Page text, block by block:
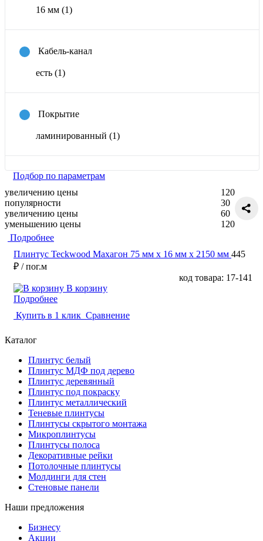
16 мм (1)
Кабель-канал
есть (1)
Покрытие
ламинированный (1)
Подбор по параметрам
увеличению цены
популярности
увеличению цены
уменьшению цены
120
30
60
120
Подробнее
Плинтус Teckwood Махагон 75 мм х 16 мм х 2150 мм 445
₽ / пог.м
код товара: 17-141
В корзину
Подробнее
Купить в 1 клик Сравнение
Каталог
Плинтус белый
Плинтус МДФ под дерево
Плинтус деревянный
Плинтус под покраску
Плинтус металлический
Теневые плинтусы
Плинтусы скрытого монтажа
Микроплинтусы
Плинтусы полоса
Декоративные рейки
Потолочные плинтусы
Молдинги для стен
Стеновые панели
Наши предложения
Бизнесу
Акции